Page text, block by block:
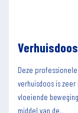
Verhuisdoos
Deze
verhuisdoos is
vloeiende
middel van de...